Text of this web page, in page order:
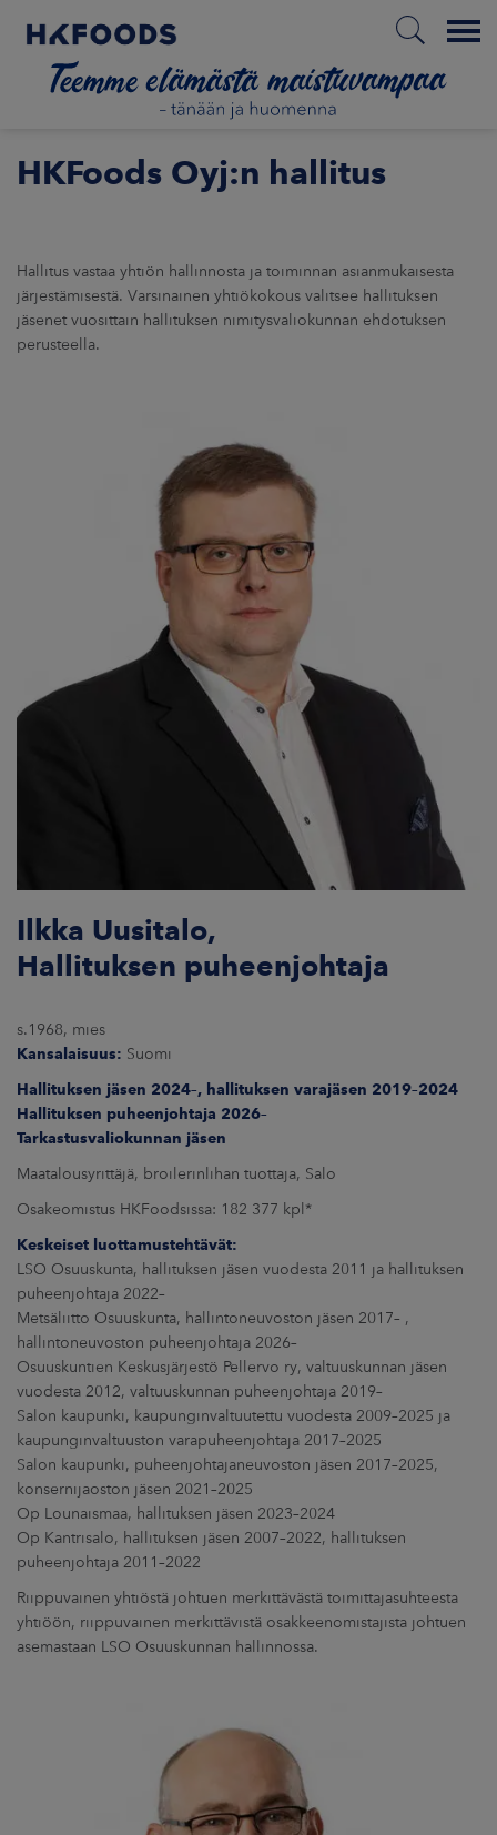
Menu
ETUSIVU
MEISTÄ
HKFoods Oyj:n hallitus
Hallitus vastaa yhtiön hallinnosta ja toiminnan asianmukaisesta
järjestämisestä. Varsinainen yhtiökokous valitsee hallituksen
jäsenet vuosittain hallituksen nimitysvaliokunnan ehdotuksen
perusteella.
Ilkka Uusitalo,
Hallituksen puheenjohtaja
s.1968, mies
Kansalaisuus: Suomi
Hallituksen jäsen 2024–, hallituksen varajäsen 2019–2024
Hallituksen puheenjohtaja 2026–
Tarkastusvaliokunnan jäsen
Maatalousyrittäjä, broilerinlihan tuottaja, Salo
Osakeomistus HKFoodsissa: 182 377 kpl*
Keskeiset luottamustehtävät:
LSO Osuuskunta, hallituksen jäsen vuodesta 2011 ja hallituksen
puheenjohtaja 2022–
Metsäliitto Osuuskunta, hallintoneuvoston jäsen 2017– ,
hallintoneuvoston puheenjohtaja 2026–
Osuuskuntien Keskusjärjestö Pellervo ry, valtuuskunnan jäsen
vuodesta 2012, valtuuskunnan puheenjohtaja 2019–
Salon kaupunki, kaupunginvaltuutettu vuodesta 2009–2025 ja
kaupunginvaltuuston varapuheenjohtaja 2017–2025
Salon kaupunki, puheenjohtajaneuvoston jäsen 2017–2025,
konsernijaoston jäsen 2021–2025
Op Lounaismaa, hallituksen jäsen 2023–2024
Op Kantrisalo, hallituksen jäsen 2007–2022, hallituksen
puheenjohtaja 2011–2022
Riippuvainen yhtiöstä johtuen merkittävästä toimittajasuhteesta
yhtiöön, riippuvainen merkittävistä osakkeenomistajista johtuen
asemastaan LSO Osuuskunnan hallinnossa.